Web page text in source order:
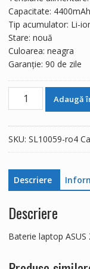
344 lei.
Capacitate:
Tip acumulator: Li-
Stare: nouă
Culoarea: neagra
Garanție: 90 de zile
Cantitate
ZenBook
Series
Adaugă
SKU: SL10059-ro4
Descriere
Descriere
Baterie laptop ASUS